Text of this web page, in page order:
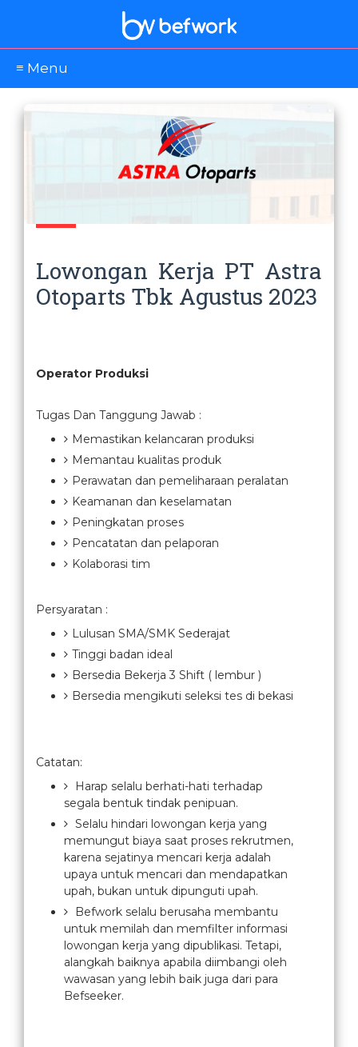
≡ Menu
Lowongan Kerja PT Astra
Otoparts Tbk Agustus 2023
Operator Produksi
Tugas Dan Tanggung Jawab :
Memastikan kelancaran produksi
Memantau kualitas produk
Perawatan dan pemeliharaan peralatan
Keamanan dan keselamatan
Peningkatan proses
Pencatatan dan pelaporan
Kolaborasi tim
Persyaratan :
Lulusan SMA/SMK Sederajat
Tinggi badan ideal
Bersedia Bekerja 3 Shift ( lembur )
Bersedia mengikuti seleksi tes di bekasi
Catatan:
Harap selalu berhati-hati terhadap
segala bentuk tindak penipuan.
Selalu hindari lowongan kerja yang
memungut biaya saat proses rekrutmen,
karena sejatinya mencari kerja adalah
upaya untuk mencari dan mendapatkan
upah, bukan untuk dipunguti upah.
Befwork selalu berusaha membantu
untuk memilah dan memfilter informasi
lowongan kerja yang dipublikasi. Tetapi,
alangkah baiknya apabila diimbangi oleh
wawasan yang lebih baik juga dari para
Befseeker.